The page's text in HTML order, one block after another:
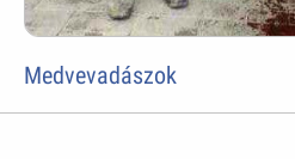
Medvevadászok